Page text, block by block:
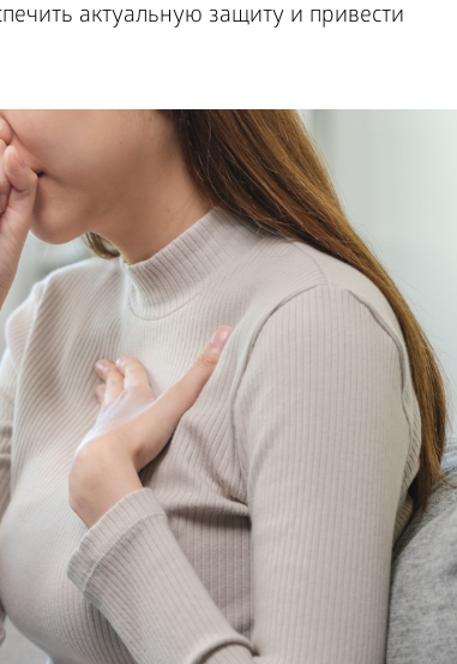
актуальную защиту и привести